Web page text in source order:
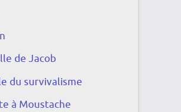
de Jacob
du survivalisme
à Moustache